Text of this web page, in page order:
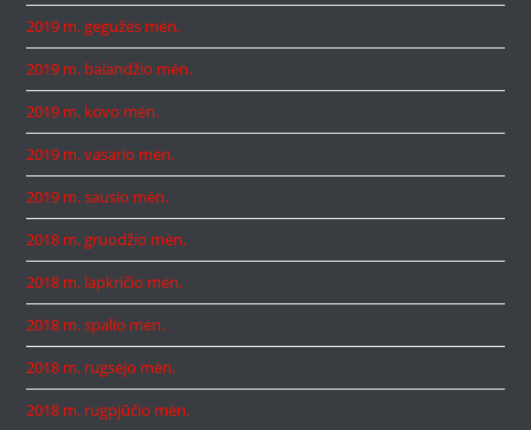
2019 m. gegužės mėn.
2019 m. balandžio mėn.
2019 m. kovo mėn.
2019 m. vasario mėn.
2019 m. sausio mėn.
2018 m. gruodžio mėn.
2018 m. lapkričio mėn.
2018 m. spalio mėn.
2018 m. rugsėjo mėn.
2018 m. rugpjūčio mėn.